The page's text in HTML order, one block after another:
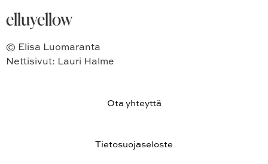
elluyellow
© Elisa Luomaranta
Nettisivut: Lauri Halme
Ota yhteyttä
Tietosuojaseloste